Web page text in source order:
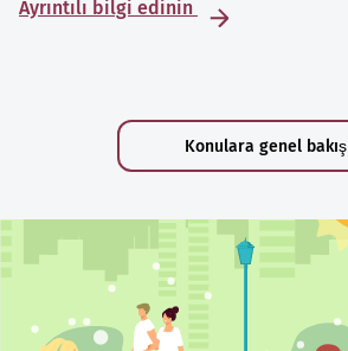
Ayrıntılı bilgi edinin
Konulara genel bakış